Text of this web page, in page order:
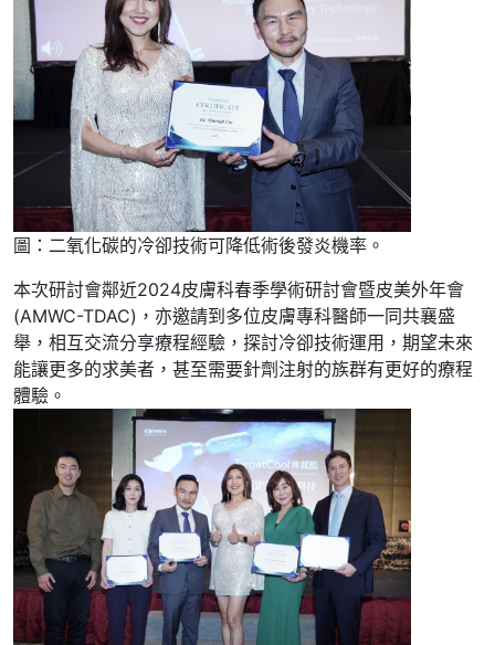
圖：二氧化碳的冷卻技術可降低術後發炎機率。
本次研討會鄰近2024皮膚科春季學術研討會暨皮美外年會
(AMWC-TDAC)，亦邀請到多位皮膚專科醫師一同共襄盛
舉，相互交流分享療程經驗，探討冷卻技術運用，期望未來
能讓更多的求美者，甚至需要針劑注射的族群有更好的療程
體驗。